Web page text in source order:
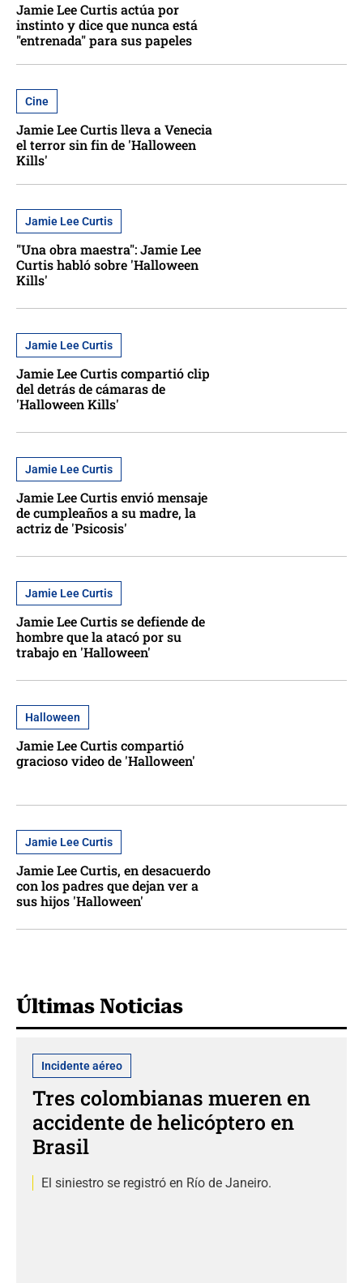
Jamie Lee Curtis actúa por
instinto y dice que nunca está
"entrenada" para sus papeles
Cine
Jamie Lee Curtis lleva a Venecia
el terror sin fin de 'Halloween
Kills'
Jamie Lee Curtis
"Una obra maestra": Jamie Lee
Curtis habló sobre 'Halloween
Kills'
Jamie Lee Curtis
Jamie Lee Curtis compartió clip
del detrás de cámaras de
'Halloween Kills'
Jamie Lee Curtis
Jamie Lee Curtis envió mensaje
de cumpleaños a su madre, la
actriz de 'Psicosis'
Jamie Lee Curtis
Jamie Lee Curtis se defiende de
hombre que la atacó por su
trabajo en 'Halloween'
Halloween
Jamie Lee Curtis compartió
gracioso video de 'Halloween'
Jamie Lee Curtis
Jamie Lee Curtis, en desacuerdo
con los padres que dejan ver a
sus hijos 'Halloween'
Últimas Noticias
Incidente aéreo
Tres colombianas mueren en
accidente de helicóptero en
Brasil
El siniestro se registró en Río de Janeiro.